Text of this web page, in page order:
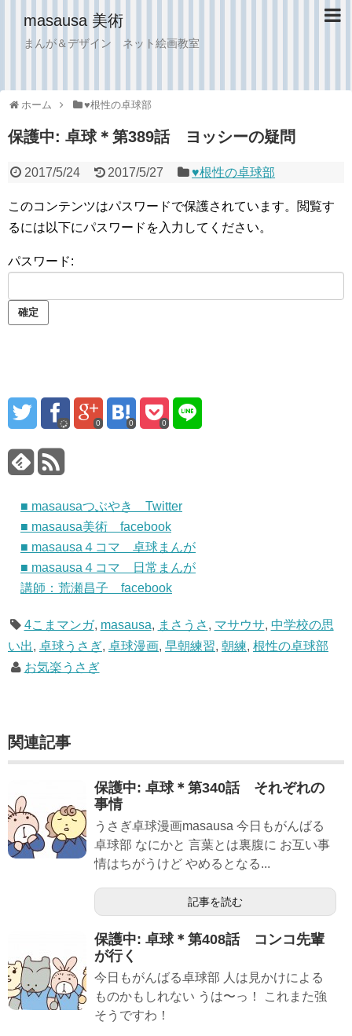
masausa 美術
まんが＆デザイン ネット絵画教室
ホーム ♥︎根性の卓球部
保護中: 卓球＊第389話 ヨッシーの疑問
2017/5/24 2017/5/27 ♥︎根性の卓球部
このコンテンツはパスワードで保護されています。閲覧す
るには以下にパスワードを入力してください。
パスワード:
0 0 0
■ masausaつぶやき Twitter
■ masausa美術 facebook
■ masausa４コマ 卓球まんが
■ masausa４コマ 日常まんが
講師：荒瀬昌子 facebook
4こまマンガ, masausa, まさうさ , マサウサ, 中学校の思
い出, 卓球うさぎ, 卓球漫画, 早朝練習, 朝練, 根性の卓球部
お気楽うさぎ
関連記事
保護中: 卓球＊第340話 それぞれの
事情
うさぎ卓球漫画masausa 今日もがんばる
卓球部 なにかと 言葉とは裏腹に お互い事
情はちがうけど やめるとなる...
記事を読む
保護中: 卓球＊第408話 コンコ先輩
が行く
今日もがんばる卓球部 人は見かけによる
ものかもしれない うは〜っ！ これまた強
そうですわ！